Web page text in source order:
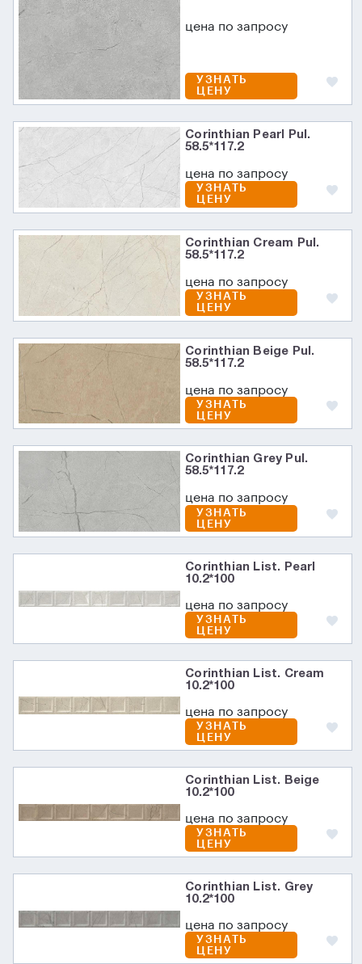
цена по запросу
УЗНАТЬ
ЦЕНУ
Corinthian Pearl Pul.
58.5*117.2
цена по запросу
УЗНАТЬ
ЦЕНУ
Corinthian Cream Pul.
58.5*117.2
цена по запросу
УЗНАТЬ
ЦЕНУ
Corinthian Beige Pul.
58.5*117.2
цена по запросу
УЗНАТЬ
ЦЕНУ
Corinthian Grey Pul.
58.5*117.2
цена по запросу
УЗНАТЬ
ЦЕНУ
Corinthian List. Pearl
10.2*100
цена по запросу
УЗНАТЬ
ЦЕНУ
Corinthian List. Cream
10.2*100
цена по запросу
УЗНАТЬ
ЦЕНУ
Corinthian List. Beige
10.2*100
цена по запросу
УЗНАТЬ
ЦЕНУ
Corinthian List. Grey
10.2*100
цена по запросу
УЗНАТЬ
ЦЕНУ